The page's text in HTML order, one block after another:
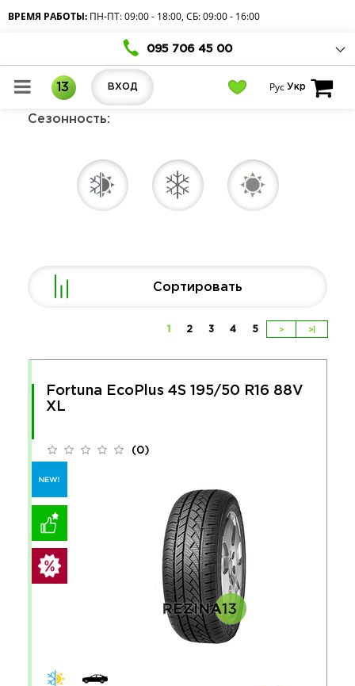
ВРЕМЯ РАБОТЫ: ПН-ПТ: 09:00 - 18:00, СБ: 09:00 - 16:00
095 706 45 00
13 ВХОД Рус Укр
Сезонность:
Сортировать
1 2 3 4 5 > >|
Fortuna EcoPlus 4S 195/50 R16 88V
XL
(0)